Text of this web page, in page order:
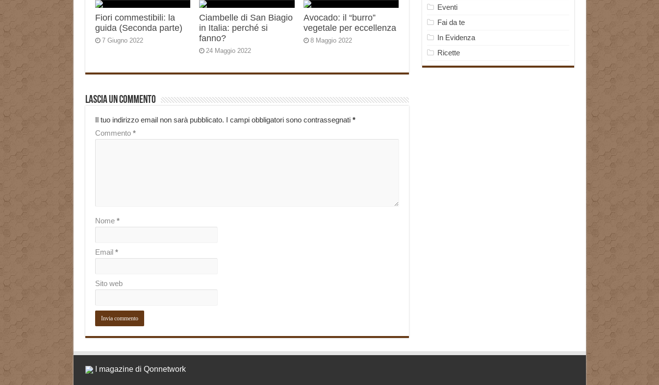
Fiori commestibili: la
guida (Seconda parte)
7 Giugno 2022
Ciambelle di San Biagio
in Italia: perché si
fanno?
24 Maggio 2022
Avocado: il “burro”
vegetale per eccellenza
8 Maggio 2022
Lascia un commento
Il tuo indirizzo email non sarà pubblicato. I campi obbligatori sono contrassegnati *
Commento *
Nome *
Email *
Sito web
Eventi
Fai da te
In Evidenza
Ricette
I magazine di Qonnetwork